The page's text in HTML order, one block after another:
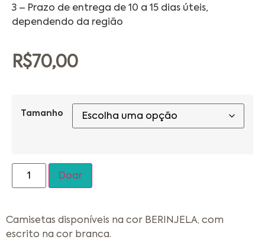
3 – Prazo de entrega de 10 a 15 dias úteis,
dependendo da região
R$70,00
Tamanho
Doar
Camisetas disponíveis na cor BERINJELA, com
escrito na cor branca.